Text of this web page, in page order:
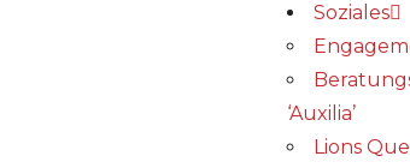
Soziales
‘Auxilia’
Lions